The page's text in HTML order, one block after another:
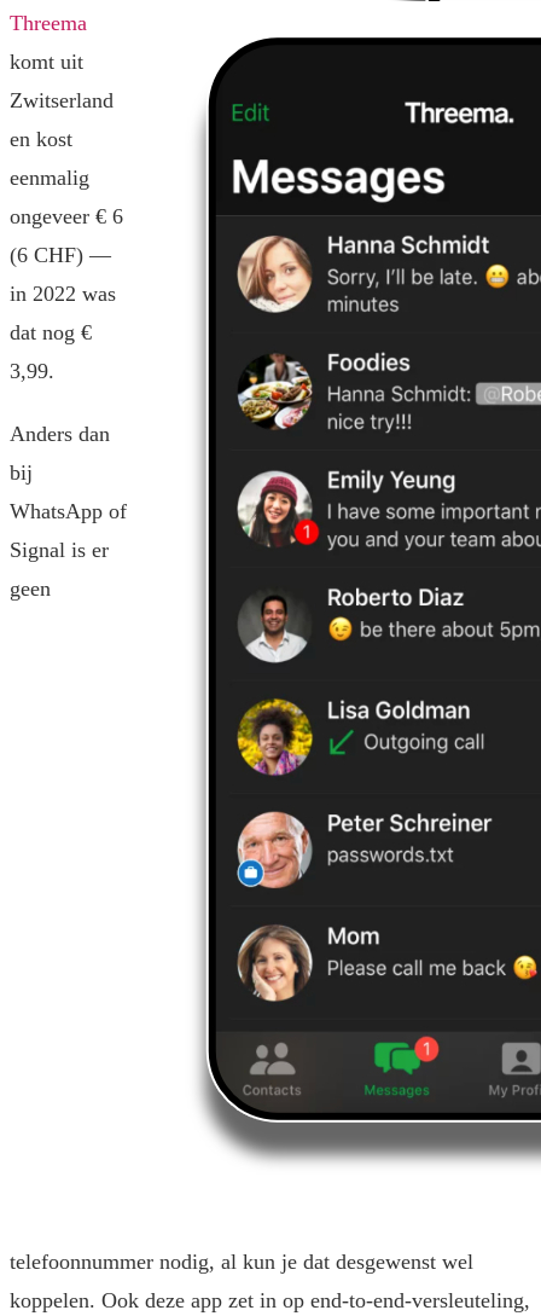
Threema
komt uit
Zwitserland
en kost
eenmalig
ongeveer € 6
(6 CHF) —
in 2022 was
dat nog €
3,99.
Anders dan
bij
WhatsApp of
Signal is er
geen
telefoonnummer nodig, al kun je dat desgewenst wel
koppelen. Ook deze app zet in op end-to-end-versleuteling,